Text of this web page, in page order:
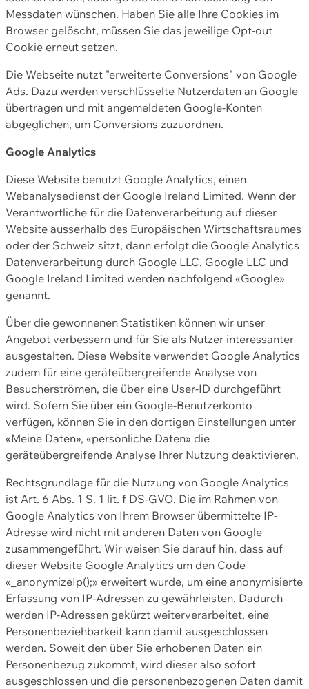
Messdaten wünschen. Haben Sie alle Ihre Cookies im
Browser gelöscht, müssen Sie das jeweilige Opt-out
Cookie erneut setzen.
Die Webseite nutzt "erweiterte Conversions" von Google
Ads. Dazu werden verschlüsselte Nutzerdaten an Google
übertragen und mit angemeldeten Google-Konten
abgeglichen, um Conversions zuzuordnen.
Google Analytics
Diese Website benutzt Google Analytics, einen
Webanalysedienst der Google Ireland Limited. Wenn der
Verantwortliche für die Datenverarbeitung auf dieser
Website ausserhalb des Europäischen Wirtschaftsraumes
oder der Schweiz sitzt, dann erfolgt die Google Analytics
Datenverarbeitung durch Google LLC. Google LLC und
Google Ireland Limited werden nachfolgend «Google»
genannt.
Über die gewonnenen Statistiken können wir unser
Angebot verbessern und für Sie als Nutzer interessanter
ausgestalten. Diese Website verwendet Google Analytics
zudem für eine geräteübergreifende Analyse von
Besucherströmen, die über eine User-ID durchgeführt
wird. Sofern Sie über ein Google-Benutzerkonto
verfügen, können Sie in den dortigen Einstellungen unter
«Meine Daten», «persönliche Daten» die
geräteübergreifende Analyse Ihrer Nutzung deaktivieren.
Rechtsgrundlage für die Nutzung von Google Analytics
ist Art. 6 Abs. 1 S. 1 lit. f DS-GVO. Die im Rahmen von
Google Analytics von Ihrem Browser übermittelte IP-
Adresse wird nicht mit anderen Daten von Google
zusammengeführt. Wir weisen Sie darauf hin, dass auf
dieser Website Google Analytics um den Code
«_anonymizeIp();» erweitert wurde, um eine anonymisierte
Erfassung von IP-Adressen zu gewährleisten. Dadurch
werden IP-Adressen gekürzt weiterverarbeitet, eine
Personenbeziehbarkeit kann damit ausgeschlossen
werden. Soweit den über Sie erhobenen Daten ein
Personenbezug zukommt, wird dieser also sofort
ausgeschlossen und die personenbezogenen Daten damit